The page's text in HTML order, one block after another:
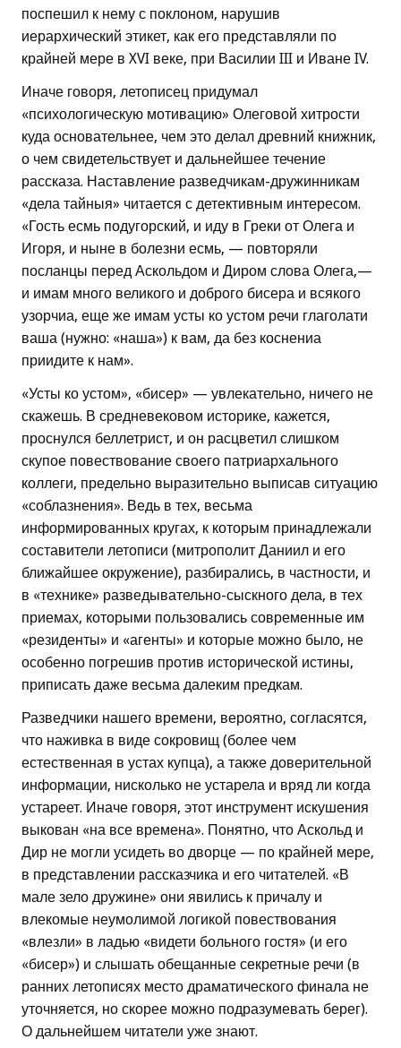
поспешил к нему с поклоном, нарушив
иерархический этикет, как его представляли по
крайней мере в XVI веке, при Василии III и Иване IV.
Иначе говоря, летописец придумал
«психологическую мотивацию» Олеговой хитрости
куда основательнее, чем это делал древний книжник,
о чем свидетельствует и дальнейшее течение
рассказа. Наставление разведчикам-дружинникам
«дела тайныя» читается с детективным интересом.
«Гость есмь подугорский, и иду в Греки от Олега и
Игоря, и ныне в болезни есмь, — повторяли
посланцы перед Аскольдом и Диром слова Олега,—
и имам много великого и доброго бисера и всякого
узорчиа, еще же имам усты ко устом речи глаголати
ваша (нужно: «наша») к вам, да без коснениа
приидите к нам».
«Усты ко устом», «бисер» — увлекательно, ничего не
скажешь. В средневековом историке, кажется,
проснулся беллетрист, и он расцветил слишком
скупое повествование своего патриархального
коллеги, предельно выразительно выписав ситуацию
«соблазнения». Ведь в тех, весьма
информированных кругах, к которым принадлежали
составители летописи (митрополит Даниил и его
ближайшее окружение), разбирались, в частности, и
в «технике» разведывательно-сыскного дела, в тех
приемах, которыми пользовались современные им
«резиденты» и «агенты» и которые можно было, не
особенно погрешив против исторической истины,
приписать даже весьма далеким предкам.
Разведчики нашего времени, вероятно, согласятся,
что наживка в виде сокровищ (более чем
естественная в устах купца), а также доверительной
информации, нисколько не устарела и вряд ли когда
устареет. Иначе говоря, этот инструмент искушения
выкован «на все времена». Понятно, что Аскольд и
Дир не могли усидеть во дворце — по крайней мере,
в представлении рассказчика и его читателей. «В
мале зело дружине» они явились к причалу и
влекомые неумолимой логикой повествования
«влезли» в ладью «видети больного гостя» (и его
«бисер») и слышать обещанные секретные речи (в
ранних летописях место драматического финала не
уточняется, но скорее можно подразумевать берег).
О дальнейшем читатели уже знают.